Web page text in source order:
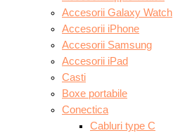
Accesorii Galaxy Watch
Accesorii iPhone
Accesorii Samsung
Accesorii iPad
Casti
Boxe portabile
Conectica
Cabluri type C